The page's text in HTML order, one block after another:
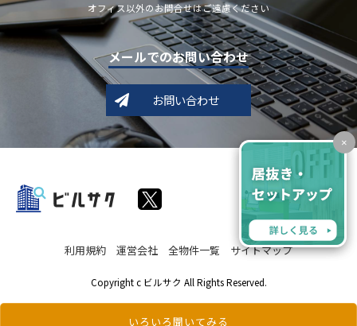
いろいろ聞いてみる
×
オフィス以外のお問合せはご遠慮ください
メールでのお問い合わせ
お問い合わせ
利用規約 運営会社 全物件一覧 サイトマップ
Copyright c ビルサク All Rights Reserved.